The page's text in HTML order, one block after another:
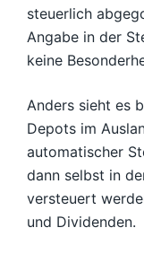
steuerlich
Angabe in der
keine
Anders sieht es
Depots im
automatischer
dann selbst in
versteuert
und Dividenden.